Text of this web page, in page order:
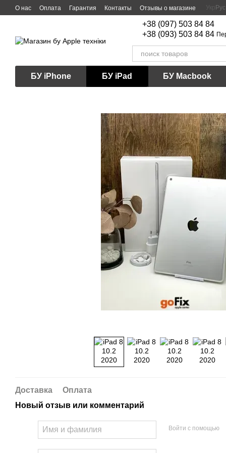
Перейти к основному контенту
О нас Оплата Гарантия Контакты Отзывы о магазине Укр Рус
+38 (097) 503 84 84
+38 (093) 503 84 84
БУ iPhone БУ iPad БУ Macbook
Доставка
Оплата
Новый отзыв или комментарий
Войти с помощью